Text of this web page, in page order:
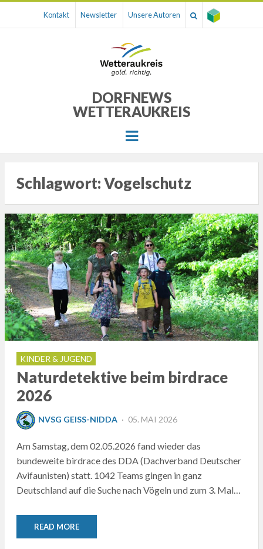
Kontakt Newsletter Unsere Autoren
DORFNEWS
WETTERAUKREIS
Menu
Schlagwort:Vogelschutz
KINDER & JUGEND
Naturdetektive beim birdrace
2026
NVSG GEISS-NIDDA
POSTED
05. MAI 2026
Am Samstag, dem 02.05.2026 fand wieder das
bundeweite birdrace des DDA (Dachverband Deutscher
Avifaunisten) statt. 1042 Teams gingen in ganz
Deutschland auf die Suche nach Vögeln und zum 3. Mal…
READ MORE